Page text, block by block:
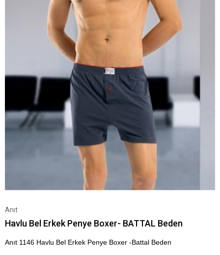
Anıt
Havlu Bel Erkek Penye Boxer- BATTAL Beden
Anıt 1146 Havlu Bel Erkek Penye Boxer -Battal Beden